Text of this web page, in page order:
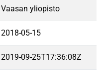
Vaasan yliopisto
2018-05-15
2019-09-25T17:36:08Z